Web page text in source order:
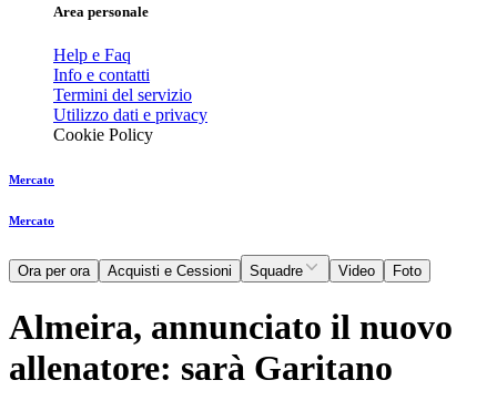
Area personale
Help e Faq
Info e contatti
Termini del servizio
Utilizzo dati e privacy
Cookie Policy
Mercato
Mercato
Ora per ora Acquisti e Cessioni Squadre Video Foto
Almeira, annunciato il nuovo
allenatore: sarà Garitano